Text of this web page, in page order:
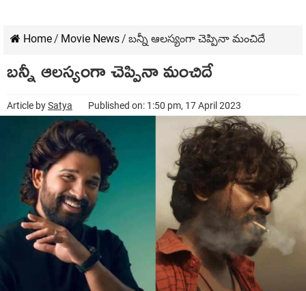
Home/ Movie News/ బన్నీ ఆలస్యంగా చెప్పినా మంచిదే
బన్నీ ఆలస్యంగా చెప్పినా మంచిదే
Article bySatya Published on: 1:50 pm, 17 April 2023